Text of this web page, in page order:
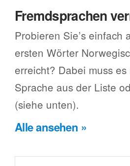
Fremdsprachen
Probieren Sie’s
ersten Wörter
erreicht? Dabei muss
Sprache aus der Liste
(siehe unten).
Alle ansehen »